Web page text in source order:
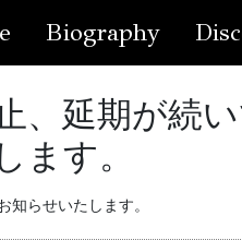
Biography
、延期が続
ます。
らせいたします。